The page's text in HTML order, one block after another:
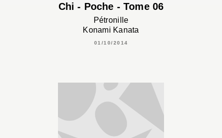
Chi - Poche - Tome 06
Pétronille
Konami Kanata
01/10/2014